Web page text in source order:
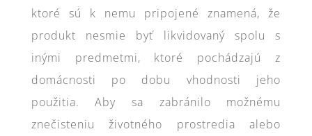
ktoré sú k nemu pripojené znamená, že
produkt nesmie byť likvidovaný spolu s
inými predmetmi, ktoré pochádzajú z
domácnosti po dobu vhodnosti jeho
použitia. Aby sa zabránilo možnému
znečisteniu životného prostredia alebo